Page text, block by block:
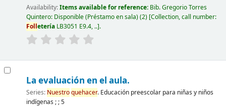
Availability:Items available for reference: Bib. Gregorio Torres
Quintero: Disponible (Préstamo en sala)(2) Collection, call number:
Folletería LB3051 E9.4, .. .
La evaluación en el aula.
Series: Nuestroquehacer. Educación preescolar para niñas y niños
indígenas ; ; 5